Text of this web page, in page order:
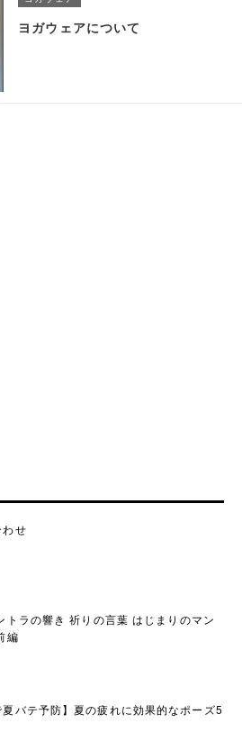
ヨガウェアについて
わせ
トラの響き 祈りの言葉 はじまりのマン
編
夏バテ予防】夏の疲れに効果的なポーズ5